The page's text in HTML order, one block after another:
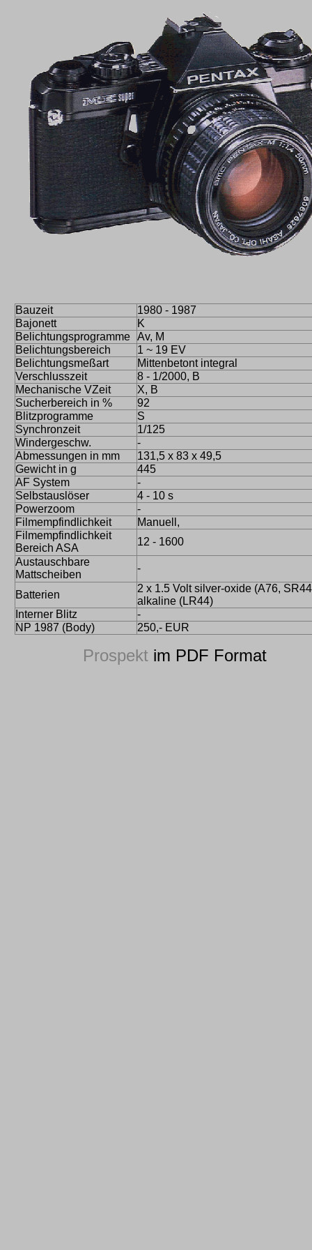
Bauzeit
1980 - 1987
Bajonett
K
Belichtungsprogramme
Av, M
Belichtungsbereich
1 ~ 19 EV
Belichtungsmeßart
Mittenbetont integral
Verschlusszeit
8 - 1/2000, B
Mechanische VZeit
X, B
Sucherbereich in %
92
Blitzprogramme
S
Synchronzeit
1/125
Windergeschw.
-
Abmessungen in mm
131,5 x 83 x 49,5
Gewicht in g
445
AF System
-
Selbstauslöser
4 - 10 s
Powerzoom
-
Filmempfindlichkeit
Manuell,
Filmempfindlichkeit
Bereich ASA
12 - 1600
Austauschbare
Mattscheiben
-
Batterien
2 x 1.5 Volt silver-oxide (A76,
alkaline (LR44)
Interner Blitz
-
NP 1987 (Body)
250,- EUR
Prospekt im PDF Format